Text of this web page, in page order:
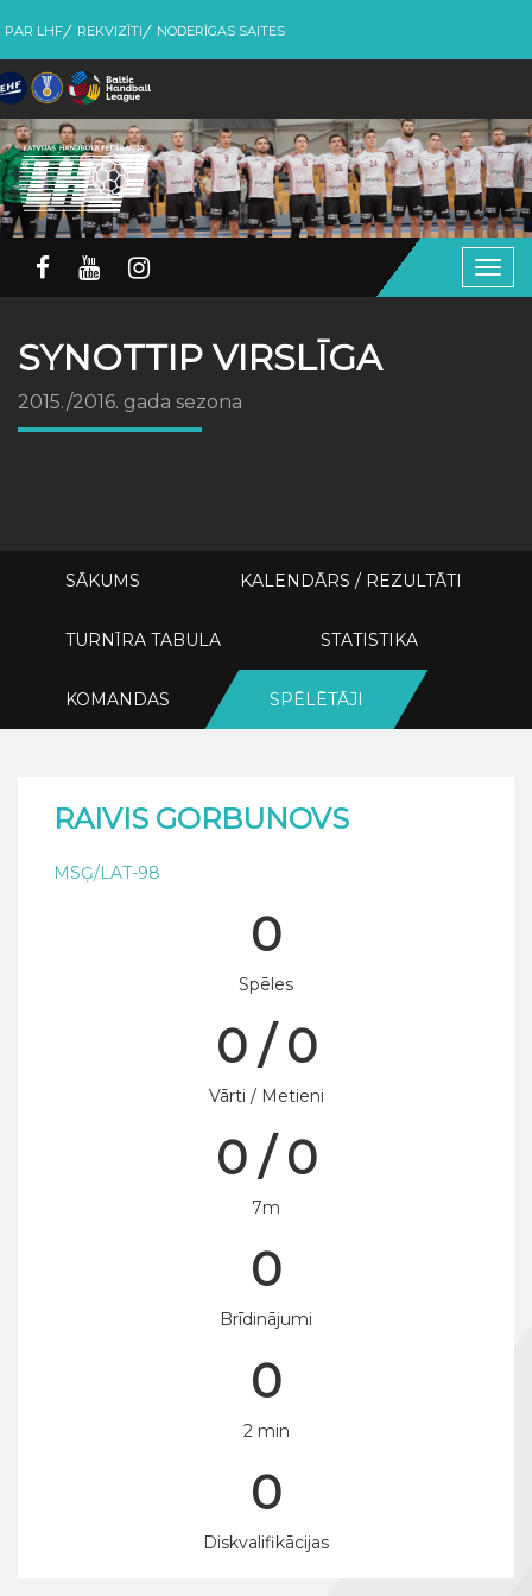
PAR LHF REKVIZĪTI NODERĪGAS SAITES
SYNOTTIP VIRSLĪGA
2015./2016. gada sezona
SĀKUMS KALENDĀRS / REZULTĀTI
TURNĪRA TABULA STATISTIKA
KOMANDAS SPĒLĒTĀJI
RAIVIS GORBUNOVS
MSĢ/LAT-98
0
Spēles
0 / 0
Vārti / Metieni
0 / 0
7m
0
Brīdinājumi
0
2 min
0
Diskvalifikācijas